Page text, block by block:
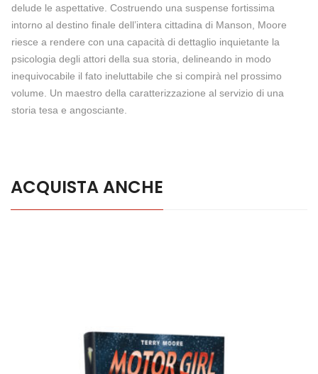
delude le aspettative. Costruendo una suspense fortissima
intorno al destino finale dell’intera cittadina di Manson, Moore
riesce a rendere con una capacità di dettaglio inquietante la
psicologia degli attori della sua storia, delineando in modo
inequivocabile il fato ineluttabile che si compirà nel prossimo
volume. Un maestro della caratterizzazione al servizio di una
storia tesa e angosciante.
ACQUISTA ANCHE